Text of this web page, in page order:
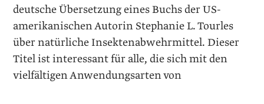
deutsche Übersetzung eines Buchs der US-
amerikanischen Autorin Stephanie L. Tourles
über natürliche Insektenabwehrmittel. Dieser
Titel ist interessant für alle, die sich mit den
vielfältigen Anwendungsarten von